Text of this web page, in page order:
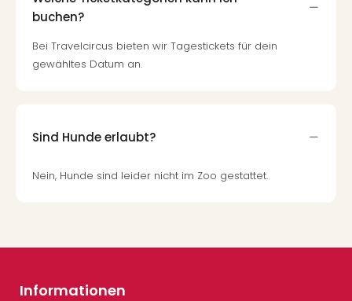
buchen?
Bei Travelcircus bieten wir Tagestickets für dein
gewähltes Datum an.
Sind Hunde erlaubt?
Nein, Hunde sind leider nicht im Zoo gestattet.
Informationen